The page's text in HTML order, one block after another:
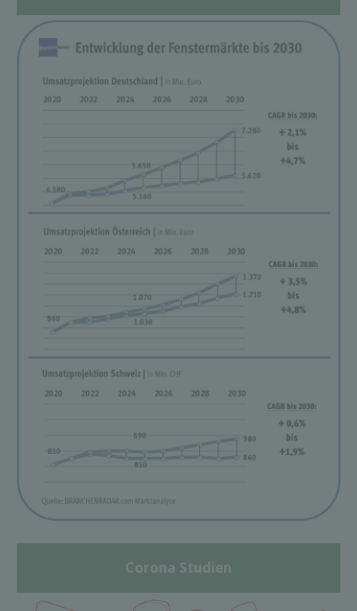
Corona Studien